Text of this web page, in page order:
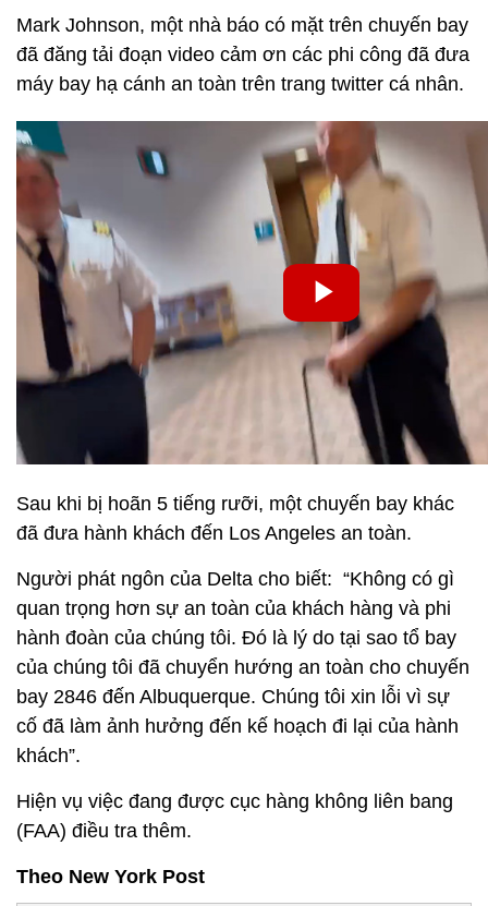
Mark Johnson, một nhà báo có mặt trên chuyến bay
đã đăng tải đoạn video cảm ơn các phi công đã đưa
máy bay hạ cánh an toàn trên trang twitter cá nhân.
Sau khi bị hoãn 5 tiếng rưỡi, một chuyến bay khác
đã đưa hành khách đến Los Angeles an toàn.
Người phát ngôn của Delta cho biết: “Không có gì
quan trọng hơn sự an toàn của khách hàng và phi
hành đoàn của chúng tôi. Đó là lý do tại sao tổ bay
của chúng tôi đã chuyển hướng an toàn cho chuyến
bay 2846 đến Albuquerque. Chúng tôi xin lỗi vì sự
cố đã làm ảnh hưởng đến kế hoạch đi lại của hành
khách”.
Hiện vụ việc đang được cục hàng không liên bang
(FAA) điều tra thêm.
Theo New York Post